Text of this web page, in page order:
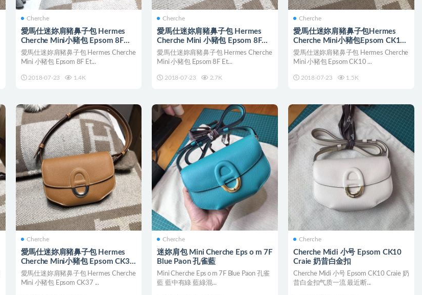
Cherche
愛馬仕迷妳肩豬鼻子包 Hermes
Cherche Mini小豬包 Epsom 8F錫
器灰 银扣
愛馬仕迷妳肩豬鼻子包 Hermes Cherche
Mini 小豬包 Epsom 8F Et...
2018-07-23 1.4K
Cherche
愛馬仕迷妳肩豬鼻子包 Hermes
Cherche Mini 小豬包 Epsom 8F
Etain 錫器灰
愛馬仕迷妳肩豬鼻子包 Hermes Cherche
Mini 小豬包 Epsom 8F Et...
2018-07-23 2.7K
Cherche
愛馬仕迷妳肩豬鼻子包Hermes
Cherche Mini小豬包Epsom CK10
奶昔白银扣
愛馬仕迷妳肩豬鼻子包 Hermes Cherche
Mini 小豬包 Epsom CK10 ...
2018-07-23 1.5K
Cherche
愛馬仕迷妳肩豬鼻子包 Hermes
Cherche Mini小豬包 Epsom CK37
金棕色金扣
愛馬仕迷妳肩豬鼻子包 Hermes Cherche
Mini 小豬包 Epsom CK37 ...
Cherche
迷妳肩包 Mini Cherche Eps o m 7F
Blue Paon 孔雀藍
Mini Cherche Eps o m 7F Blue Paon 孔雀
藍 藍中有綠 藍綠混...
Cherche
Cherche Midi 小号 Epsom CK10
Craie 奶昔白金扣
Cherche Midi 小号 Epsom CK10 Craie 奶
昔白金扣气质一流 最近断...